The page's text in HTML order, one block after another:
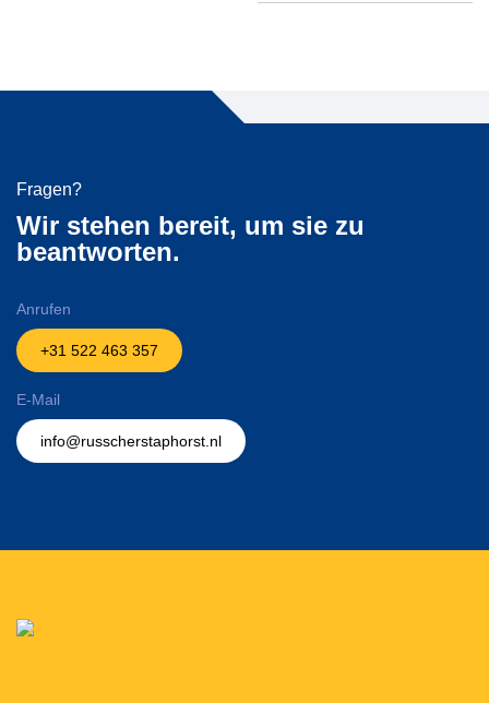
Fragen?
Wir stehen bereit, um sie zu
beantworten.
Anrufen
+31 522 463 357
E-Mail
info@russcherstaphorst.nl